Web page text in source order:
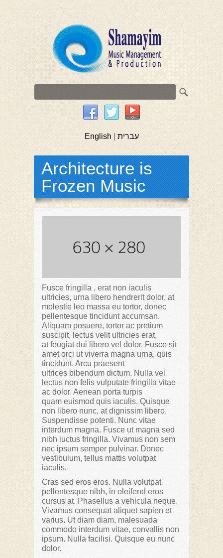
English | עברית
Architecture is
Frozen Music
Fusce fringilla , erat non iaculis
ultricies, urna libero hendrerit dolor, at
molestie leo massa eu tortor, donec
pellentesque tincidunt accumsan.
Aliquam posuere, tortor ac pretium
suscipit, lectus velit ultricies erat,
at feugiat dui libero vel dolor. Fusce sit
amet orci ut viverra magna urna, quis
tincidunt. Arcu praesent
ultrices bibendum dictum. Nulla vel
lectus non felis vulputate fringilla vitae
ac dolor. Aenean porta turpis
quam euismod quis iaculis. Quisque
non libero nunc, at dignissim libero.
Suspendisse potenti. Nunc vitae
interdum magna. Fusce ut magna sed
nibh luctus fringilla. Vivamus non sem
nec ipsum semper pulvinar. Donec
vestibulum, tellus mattis volutpat
iaculis.
Cras sed eros eros. Nulla volutpat
pellentesque nibh, in eleifend eros
cursus at. Phasellus a vehicula neque.
Vivamus consequat aliquet sapien et
varius. Ut diam diam, malesuada
commodo interdum vitae, convallis non
ipsum. Nulla facilisi. Quisque eu nunc
dolor.